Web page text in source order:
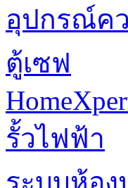
อุปกรณ์ค
ตู้เซฟ
รั้วไฟฟ้า